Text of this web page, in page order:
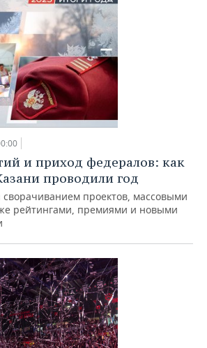
и приход федералов: как
проводили год
сворачиванием проектов, массовыми
рейтингами, премиями и новыми